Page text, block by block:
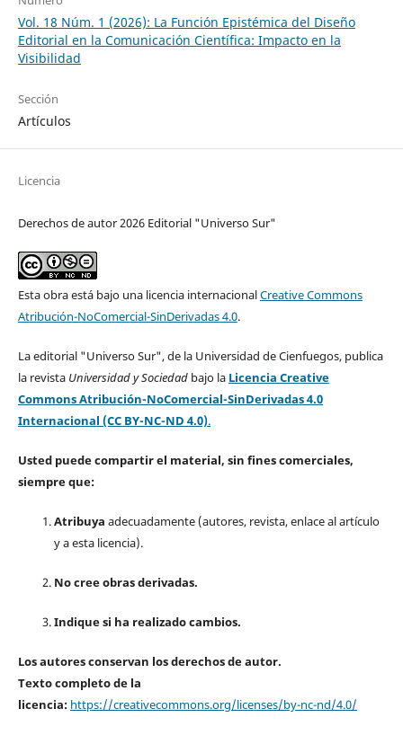
Vol. 18 Núm. 1 (2026): La Función Epistémica del Diseño
Editorial en la Comunicación Científica: Impacto en la
Visibilidad
Sección
Artículos
Licencia
Derechos de autor 2026 Editorial "Universo Sur"
Esta obra está bajo una licencia internacionalCreative Commons
Atribución-NoComercial-SinDerivadas 4.0.
La editorial "Universo Sur", de la Universidad de Cienfuegos, publica
la revista Universidad y Sociedad bajo la Licencia Creative
Commons Atribución-NoComercial-SinDerivadas 4.0
Internacional (CC BY-NC-ND 4.0).
Usted puede compartir el material, sin fines comerciales,
siempre que:
Atribuya adecuadamente (autores, revista, enlace al artículo
y a esta licencia).
No cree obras derivadas.
Indique si ha realizado cambios.
Los autores conservan los derechos de autor.
Texto completo de la
licencia: https://creativecommons.org/licenses/by-nc-nd/4.0/